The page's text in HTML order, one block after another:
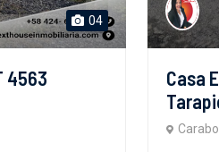
04
4563
Casa